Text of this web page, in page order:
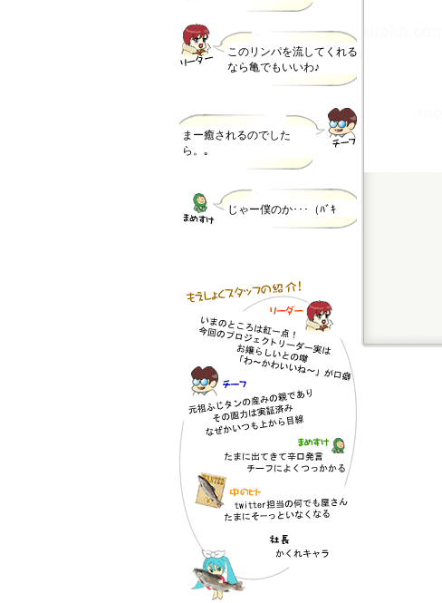
このリンパを流してくれる
なら亀でもいいわ♪
まー癒されるのでした
ら。｡
じゃー僕のか･･･（ﾊﾞｷ